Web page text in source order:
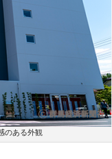
のある外観